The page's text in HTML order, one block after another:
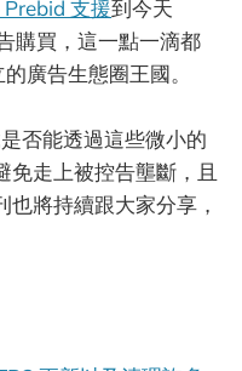
支援到今天
購買，這一點一滴都
廣告生態圈王國。
否能透過這些微小的
免走上被控告壟斷，且
將持續跟大家分享，